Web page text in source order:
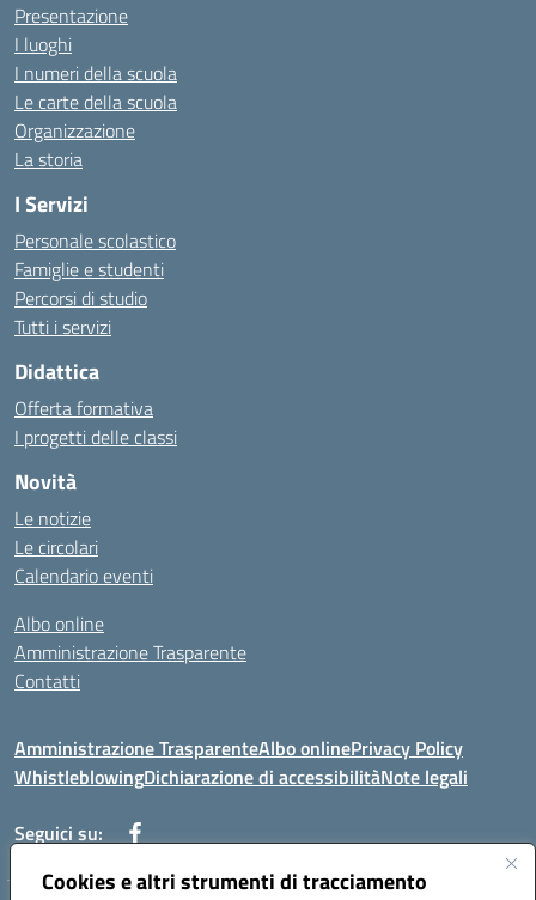
Cookies e altri strumenti di tracciamento
Presentazione
I luoghi
I numeri della scuola
Le carte della scuola
Organizzazione
La storia
I Servizi
Personale scolastico
Famiglie e studenti
Percorsi di studio
Tutti i servizi
Didattica
Offerta formativa
I progetti delle classi
Novità
Le notizie
Le circolari
Calendario eventi
Albo online
Amministrazione Trasparente
Contatti
Amministrazione TrasparenteAlbo onlinePrivacy Policy
WhistleblowingDichiarazione di accessibilitàNote legali
Seguici su: